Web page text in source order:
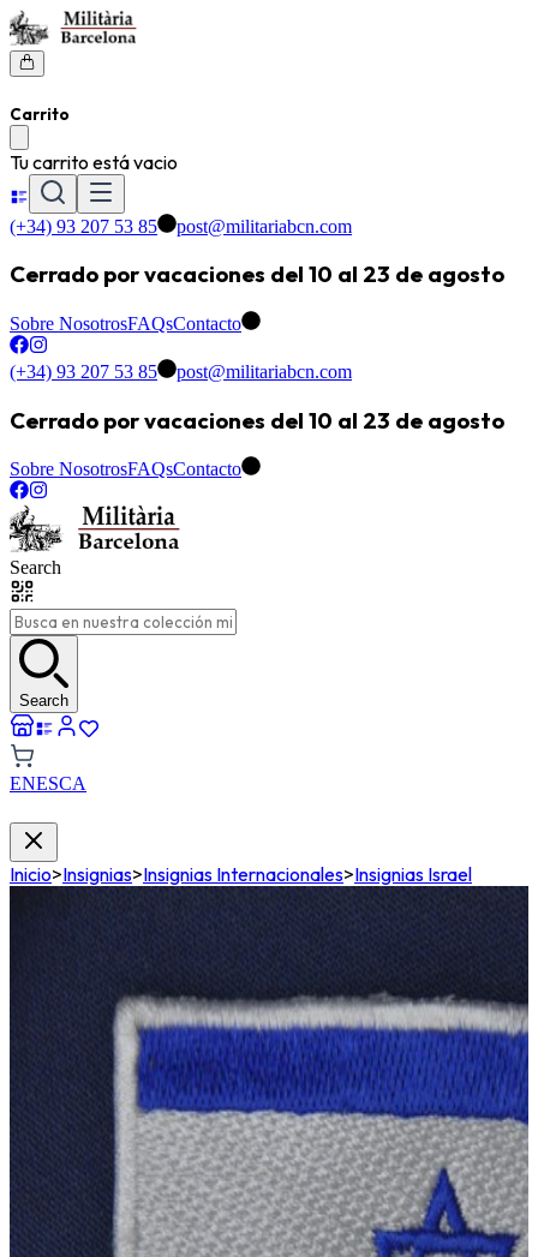
Carrito
Tu carrito está vacio
(+34) 93 207 53 85 post@militariabcn.com
Cerrado por vacaciones del 10 al 23 de agosto
Sobre NosotrosFAQsContacto
(+34) 93 207 53 85 post@militariabcn.com
Cerrado por vacaciones del 10 al 23 de agosto
Sobre NosotrosFAQsContacto
Search
Search
ENESCA
Inicio>Insignias>Insignias Internacionales>Insignias Israel